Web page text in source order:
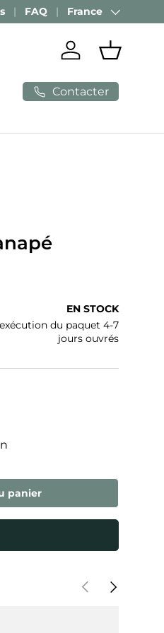
FAQ Pays
France
Se connecter
Panier
Contacter
EN STOCK
du paquet 4-7
jours ouvrés
panier
PrécédentSuivant